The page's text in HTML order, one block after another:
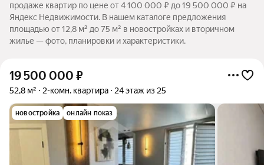
продаже квартир по цене от 4 100 000 ₽ до 19 500 000 ₽ на
Яндекс Недвижимости. В нашем каталоге предложения
площадью от 12,8 м² до 75 м² в новостройках и вторичном
жилье — фото, планировки и характеристики.
19 500 000 ₽
52,8 м² 2-комн. квартира 24 этаж из 25
новостройка онлайн показ